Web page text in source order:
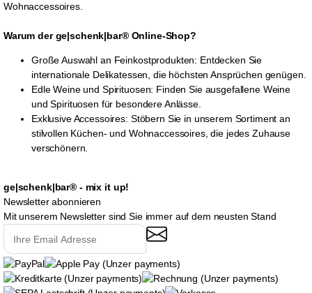
Wohnaccessoires.
Warum der ge|schenk|bar® Online-Shop?
Große Auswahl an Feinkostprodukten: Entdecken Sie
internationale Delikatessen, die höchsten Ansprüchen genügen.
Edle Weine und Spirituosen: Finden Sie ausgefallene Weine
und Spirituosen für besondere Anlässe.
Exklusive Accessoires: Stöbern Sie in unserem Sortiment an
stilvollen Küchen- und Wohnaccessoires, die jedes Zuhause
verschönern.
ge|schenk|bar® - mix it up!
Newsletter abonnieren
Mit unserem Newsletter sind Sie immer auf dem neusten Stand